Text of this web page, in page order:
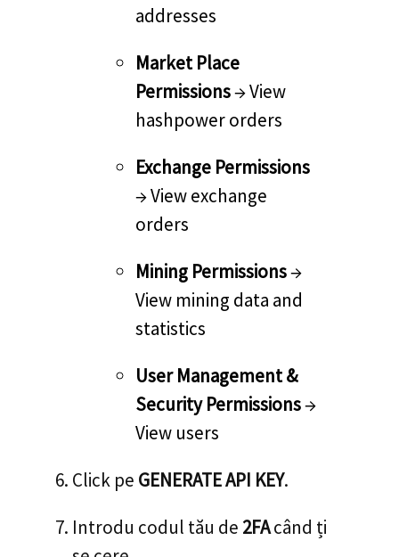
addresses
Market Place
Permissions→ View
hashpower orders
Exchange Permissions
→ View exchange
orders
Mining Permissions→
View mining data and
statistics
User Management &
Security Permissions→
View users
Click pe GENERATE API KEY.
Introdu codul tău de 2FAcând ți